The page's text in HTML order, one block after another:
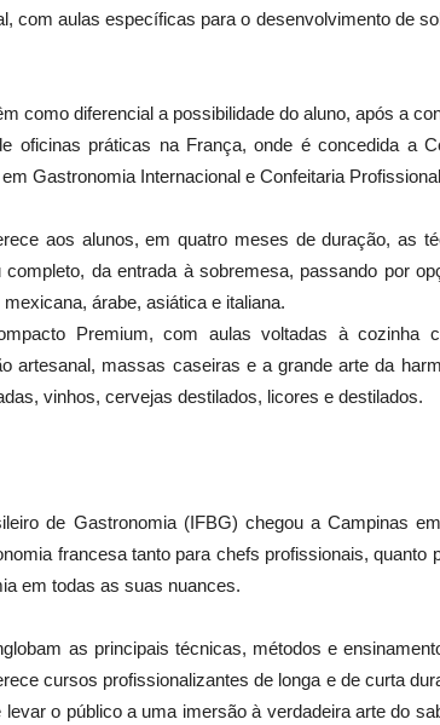
com aulas específicas para o desenvolvimento de
como diferencial a possibilidade do aluno, após a
oficinas práticas na França, onde é concedida a
Gastronomia Internacional e Confeitaria
aos alunos, em quatro meses de duração, as
da entrada à sobremesa, passando por
árabe, asiática e italiana.
Premium, com aulas voltadas à cozinha
artesanal, massas caseiras e a grande arte da
vinhos, cervejas destilados, licores e destilados.
de Gastronomia (IFBG) chegou a Campinas
francesa tanto para chefs profissionais, quanto
em todas as suas nuances.
as principais técnicas, métodos e
cursos profissionalizantes de longa e de curta
o público a uma imersão à verdadeira arte do